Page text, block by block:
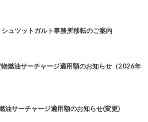
ュツットガルト事務所移転のご案内
燃油サーチャージ適用額のお知らせ（2026年
サーチャージ適用額のお知らせ(変更)